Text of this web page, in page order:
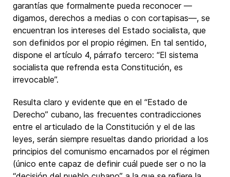
garantías que formalmente pueda reconocer —
digamos, derechos a medias o con cortapisas—, se
encuentran los intereses del Estado socialista, que
son definidos por el propio régimen. En tal sentido,
dispone el artículo 4, párrafo tercero: “El sistema
socialista que refrenda esta Constitución, es
irrevocable”.
Resulta claro y evidente que en el “Estado de
Derecho” cubano, las frecuentes contradicciones
entre el articulado de la Constitución y el de las
leyes, serán siempre resueltas dando prioridad a los
principios del comunismo encarnados por el régimen
(único ente capaz de definir cuál puede ser o no la